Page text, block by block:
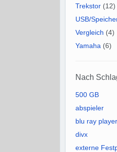
Trekstor (12)
USB/
Vergleich (4)
Yamaha (6)
Nach
500 GB
abspieler
blu ray
divx
externe